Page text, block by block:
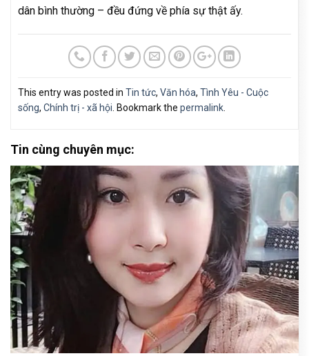
dân bình thường – đều đứng về phía sự thật ấy.
This entry was posted in Tin tức, Văn hóa, Tình Yêu - Cuộc
sống, Chính trị - xã hội . Bookmark the permalink
Tin cùng chuyên mục: